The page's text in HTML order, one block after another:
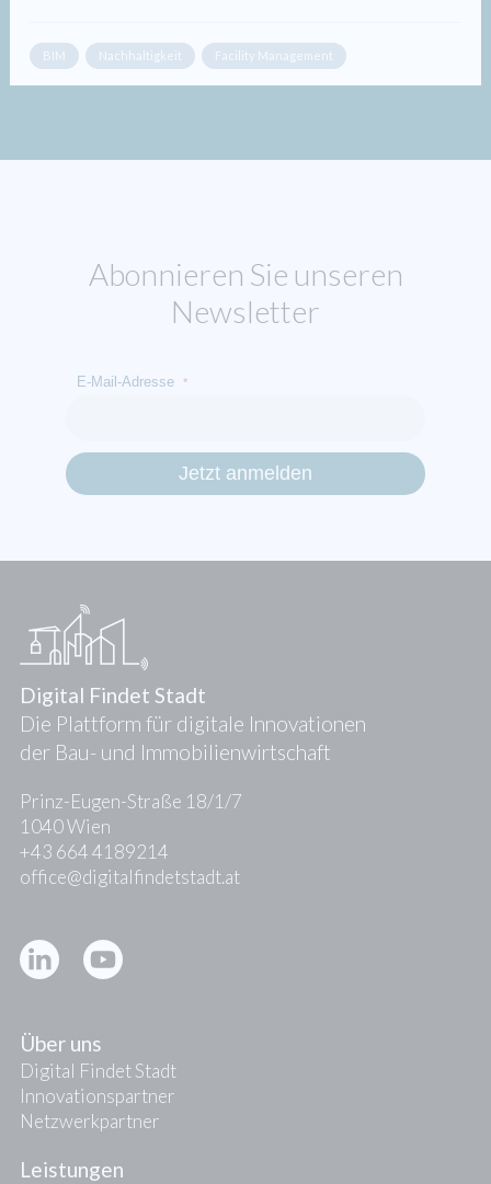
BIM Nachhaltigkeit Facility Management
Abonnieren Sie unseren
Newsletter
E-Mail-Adresse *
Digital Findet Stadt
Die Plattform für digitale Innovationen
der Bau- und Immobilienwirtschaft
Prinz-Eugen-Straße 18/1/7
1040 Wien
+43 664 4189214
office@digitalfindetstadt.at
Über uns
Digital Findet Stadt
Innovationspartner
Netzwerkpartner
Leistungen